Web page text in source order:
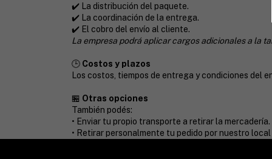
✔️ La distribución del paquete.
✔️ La coordinación de la entrega.
✔️ El cobro del envío al cliente.
La empresa podrá aplicar cargos adicionales a la
🕒 Costos y plazos
Los costos, tiempos de entrega y condiciones del
🏪 Otras opciones
También podés:
• Enviar tu propio transporte a retirar la mercadería.
• Retirar personalmente tu pedido por nuestro local